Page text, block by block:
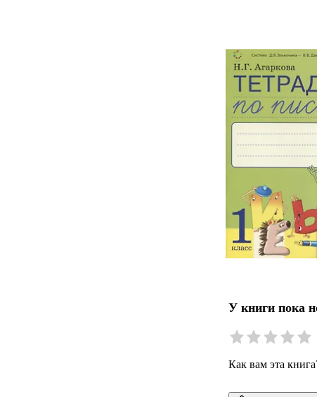
У книги пока
Как вам эта